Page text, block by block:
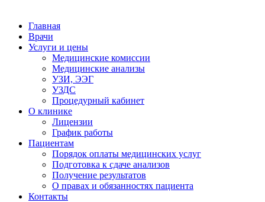
Главная
Врачи
Услуги и цены
Медицинские комиссии
Медицинские анализы
УЗИ, ЭЭГ
УЗДС
Процедурный кабинет
О клинике
Лицензии
График работы
Пациентам
Порядок оплаты медицинских услуг
Подготовка к сдаче анализов
Получение результатов
О правах и обязанностях пациента
Контакты